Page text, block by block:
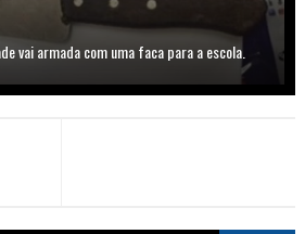
vai armada com uma faca para a escola.